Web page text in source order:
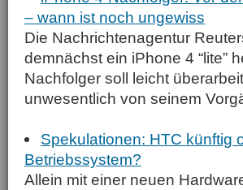
– wann ist noch ungewiss
Die Nachrichtenagentur
demnächst ein iPhone 4 “lite”
Nachfolger soll leicht
unwesentlich von seinem
Spekulationen: HTC künftig
Betriebssystem?
Allein mit einer neuen